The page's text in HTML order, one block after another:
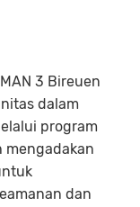
3 Bireuen
dalam
program
mengadakan
dan